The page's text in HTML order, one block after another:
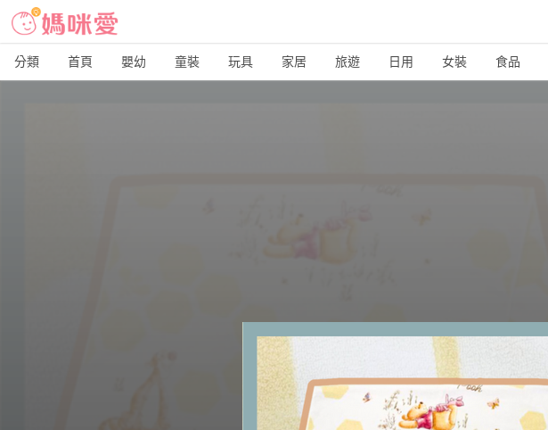
分類 首頁 嬰幼 童裝 玩具 家居 旅遊 日用 女裝 食品